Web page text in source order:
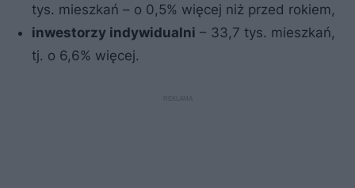
tys. mieszkań – o 0,5% więcej niż przed rokiem,
inwestorzy indywidualni – 33,7 tys. mieszkań,
tj. o 6,6% więcej.